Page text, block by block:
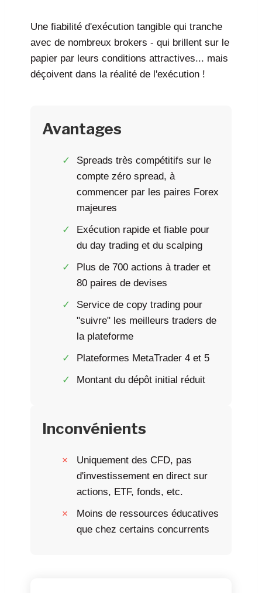
Une fiabilité d'exécution tangible qui tranche
avec de nombreux brokers - qui brillent sur le
papier par leurs conditions attractives... mais
déçoivent dans la réalité de l'exécution !
Avantages
Spreads très compétitifs sur le
compte zéro spread, à
commencer par les paires Forex
majeures
Exécution rapide et fiable pour
du day trading et du scalping
Plus de 700 actions à trader et
80 paires de devises
Service de copy trading pour
"suivre" les meilleurs traders de
la plateforme
Plateformes MetaTrader 4 et 5
Montant du dépôt initial réduit
Inconvénients
Uniquement des CFD, pas
d'investissement en direct sur
actions, ETF, fonds, etc.
Moins de ressources éducatives
que chez certains concurrents